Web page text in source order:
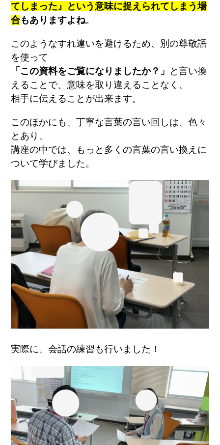
てしまった』という意味に捉えられてしまう場
合もありますよね。
このようなすれ違いを避けるため、別の尊敬語
を使って
「この資料をご覧になりましたか？」
と言い換
えることで、意味を取り違えることなく、
相手に伝えることが出来ます。
このほかにも、丁寧な言葉の言い回しは、色々
とあり、
講座の中では、もっと多くの言葉の言い換えに
ついて学びました。
実際に、会話の練習も行いました！